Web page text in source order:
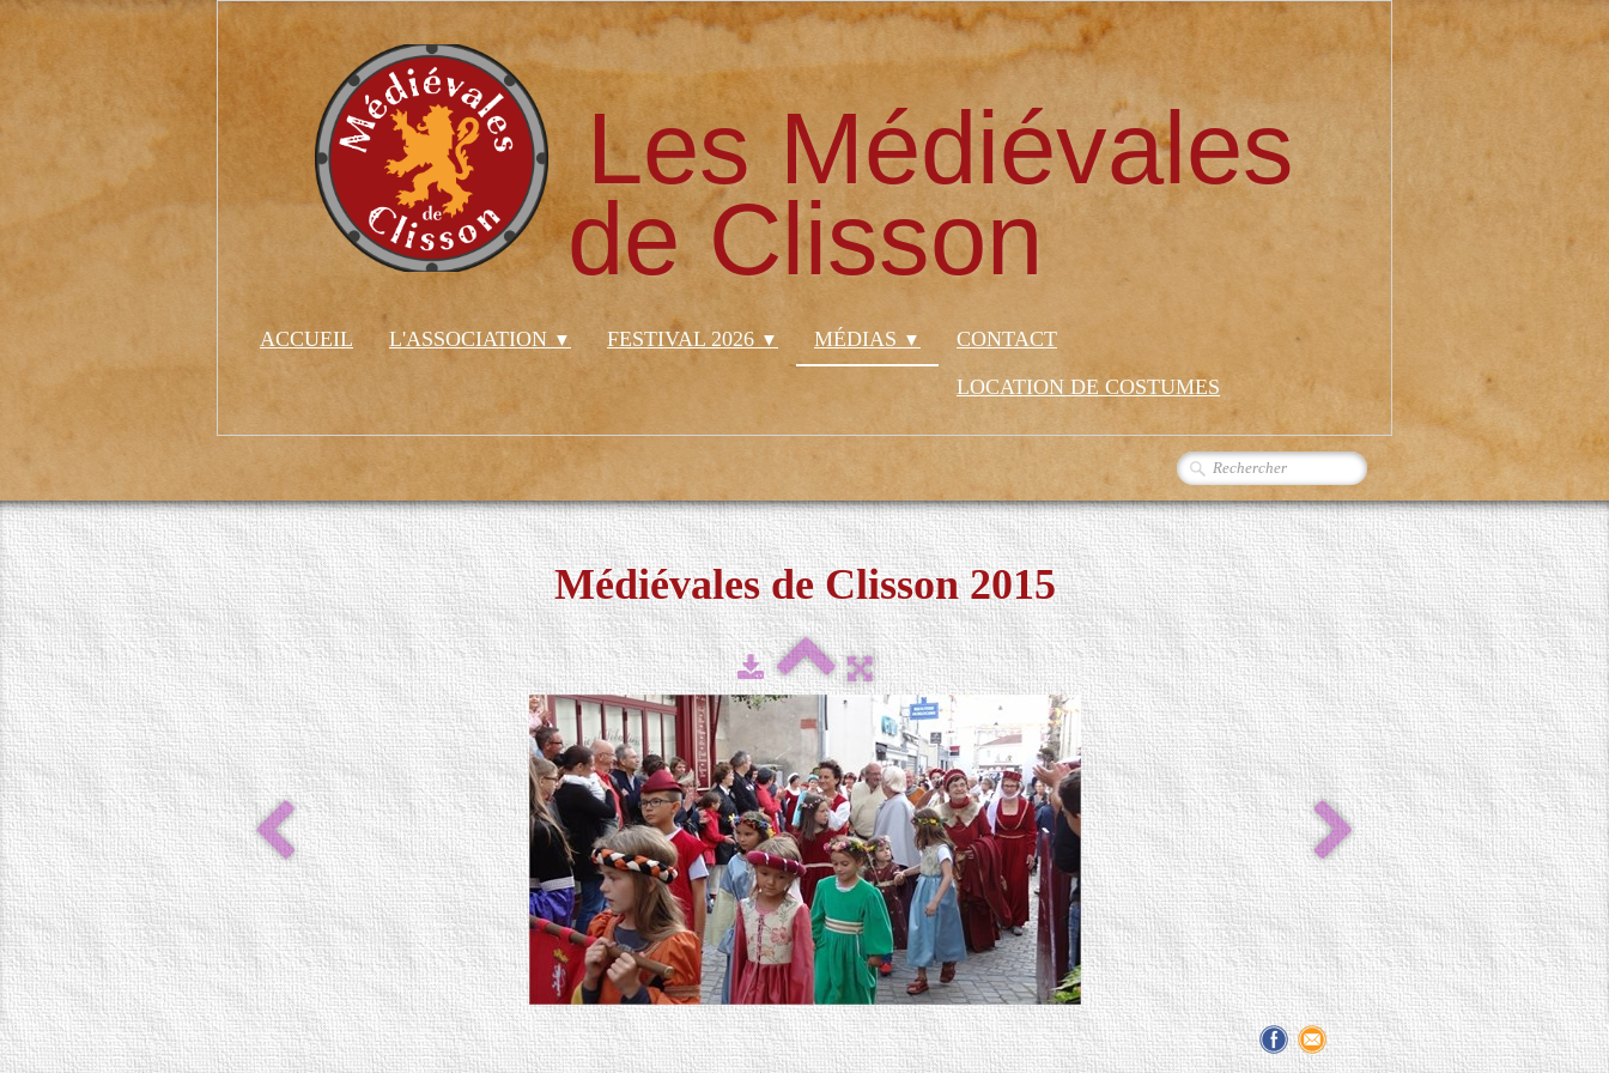
Les Médiévales
de Clisson
ACCUEIL L'ASSOCIATION ▼ FESTIVAL 2026 ▼ MÉDIAS ▼
CONTACT
LOCATION DE COSTUMES
Médiévales de Clisson 2015